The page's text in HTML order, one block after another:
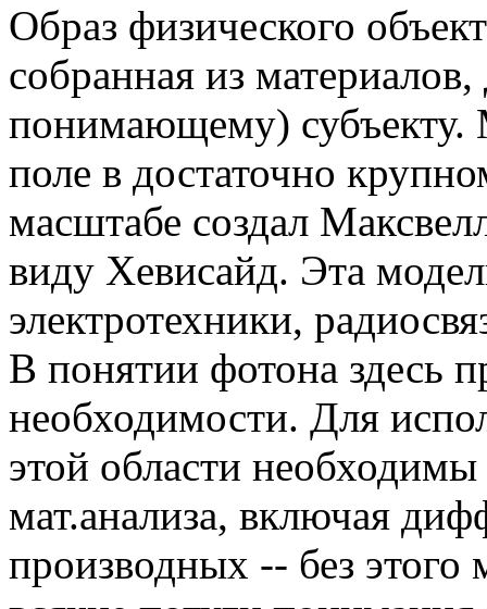
Образ физического
собранная из
понимающему)
поле в достаточно
масштабе создал
виду Хевисайд. Эта
электротехники,
В понятии фотона здесь
необходимости. Для
этой области
мат.анализа, включая
производных -- без этого